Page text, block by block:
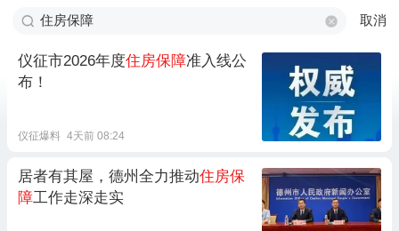
取消
仪征市2026年度住房保障准入线公
布！
仪征爆料 4天前 08:24
居者有其屋，德州全力推动住房保
障工作走深走实